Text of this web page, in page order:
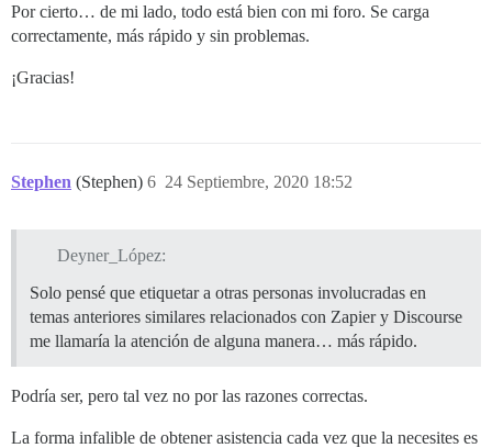
Por cierto… de mi lado, todo está bien con mi foro. Se carga
correctamente, más rápido y sin problemas.
¡Gracias!
Stephen (Stephen) 24 Septiembre, 2020 18:52
6
Deyner_López:
Solo pensé que etiquetar a otras personas involucradas en
temas anteriores similares relacionados con Zapier y Discourse
me llamaría la atención de alguna manera… más rápido.
Podría ser, pero tal vez no por las razones correctas.
La forma infalible de obtener asistencia cada vez que la necesites es